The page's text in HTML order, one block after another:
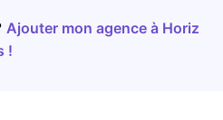
Ajouter mon agence à Horiz
!